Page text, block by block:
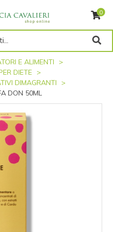
0
E ALIMENTI
DIETE
DIMAGRANTI
DON 50ML